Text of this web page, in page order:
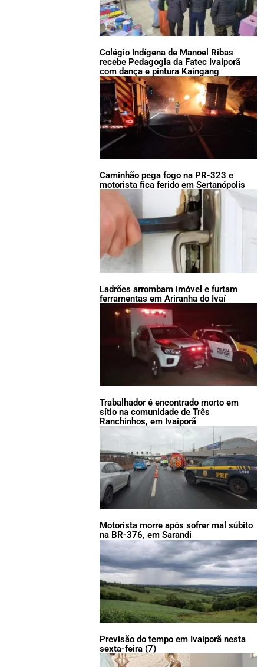
Colégio Indígena de Manoel Ribas
recebe Pedagogia da Fatec Ivaiporã
com dança e pintura Kaingang
Caminhão pega fogo na PR-323 e
motorista fica ferido em Sertanópolis
Ladrões arrombam imóvel e furtam
ferramentas em Ariranha do Ivaí
Trabalhador é encontrado morto em
sítio na comunidade de Três
Ranchinhos, em Ivaiporã
Motorista morre após sofrer mal súbito
na BR-376, em Sarandi
Previsão do tempo em Ivaiporã nesta
sexta-feira (7)